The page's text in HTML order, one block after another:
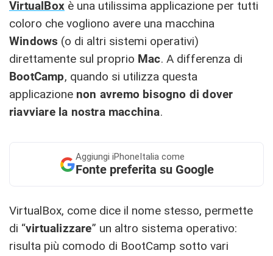
VirtualBox è una utilissima applicazione per tutti
coloro che vogliono avere una macchina
Windows (o di altri sistemi operativi)
direttamente sul proprio Mac. A differenza di
BootCamp, quando si utilizza questa
applicazione non avremo bisogno di dover
riavviare la nostra macchina.
Aggiungi iPhoneItalia come
Fonte preferita su Google
VirtualBox, come dice il nome stesso, permette
di “virtualizzare” un altro sistema operativo:
risulta più comodo di BootCamp sotto vari